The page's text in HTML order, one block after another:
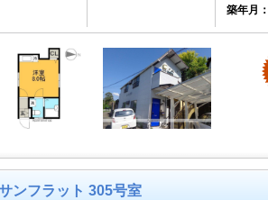
築年月：
ンフラット 305号室